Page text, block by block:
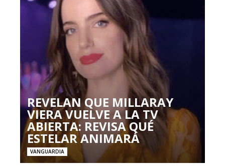
REVELAN QUE MILLARAY
VIERA VUELVE A LA TV
ABIERTA: REVISA QUÉ
ESTELAR ANIMARÁ
VANGUARDIA